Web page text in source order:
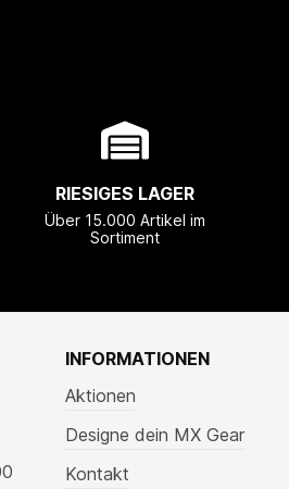
RIESIGES LAGER
Über 15.000 Artikel im
Sortiment
INFORMATIONEN
Aktionen
Designe dein MX Gear
Kontakt